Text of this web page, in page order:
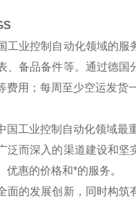
工业控制自动化领域的
、备品备件等。通过德
用；每周至少空运发货
国工业控制自动化领域最
泛而深入的渠道建设和
惠的价格和*的服务。
面的发展创新，同时构